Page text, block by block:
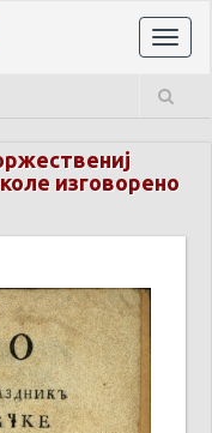
изговорено